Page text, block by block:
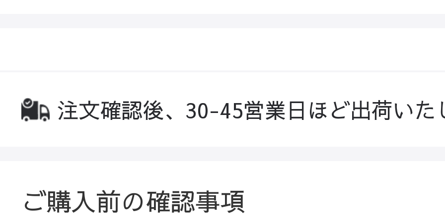
注文確認後、30-45営業日ほど出荷いた
ご購入前の確認事項